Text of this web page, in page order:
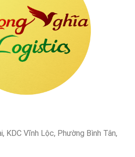
KDC Vĩnh Lộc, Phường Bình Tân,